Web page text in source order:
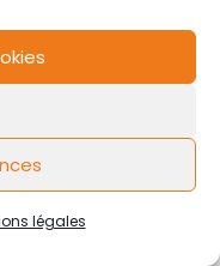
légales